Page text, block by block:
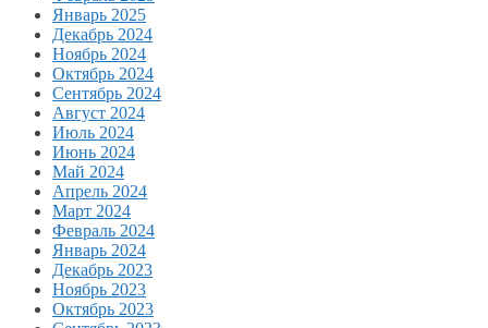
Январь 2025
Декабрь 2024
Ноябрь 2024
Октябрь 2024
Сентябрь 2024
Август 2024
Июль 2024
Июнь 2024
Май 2024
Апрель 2024
Март 2024
Февраль 2024
Январь 2024
Декабрь 2023
Ноябрь 2023
Октябрь 2023